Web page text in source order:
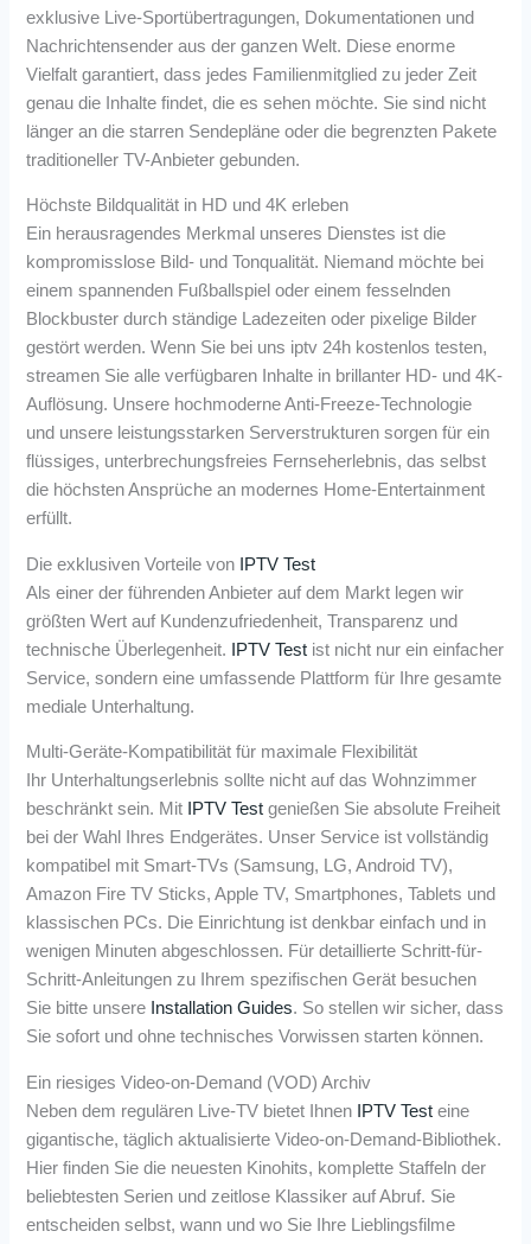
exklusive Live-Sportübertragungen, Dokumentationen und
Nachrichtensender aus der ganzen Welt. Diese enorme
Vielfalt garantiert, dass jedes Familienmitglied zu jeder Zeit
genau die Inhalte findet, die es sehen möchte. Sie sind nicht
länger an die starren Sendepläne oder die begrenzten Pakete
traditioneller TV-Anbieter gebunden.
Höchste Bildqualität in HD und 4K erleben
Ein herausragendes Merkmal unseres Dienstes ist die
kompromisslose Bild- und Tonqualität. Niemand möchte bei
einem spannenden Fußballspiel oder einem fesselnden
Blockbuster durch ständige Ladezeiten oder pixelige Bilder
gestört werden. Wenn Sie bei uns iptv 24h kostenlos testen,
streamen Sie alle verfügbaren Inhalte in brillanter HD- und 4K-
Auflösung. Unsere hochmoderne Anti-Freeze-Technologie
und unsere leistungsstarken Serverstrukturen sorgen für ein
flüssiges, unterbrechungsfreies Fernseherlebnis, das selbst
die höchsten Ansprüche an modernes Home-Entertainment
erfüllt.
Die exklusiven Vorteile von
IPTV Test
Als einer der führenden Anbieter auf dem Markt legen wir
größten Wert auf Kundenzufriedenheit, Transparenz und
technische Überlegenheit.
IPTV Test ist nicht nur ein einfacher
Service, sondern eine umfassende Plattform für Ihre gesamte
mediale Unterhaltung.
Multi-Geräte-Kompatibilität für maximale Flexibilität
Ihr Unterhaltungserlebnis sollte nicht auf das Wohnzimmer
beschränkt sein. Mit
IPTV Test genießen Sie absolute Freiheit
bei der Wahl Ihres Endgerätes. Unser Service ist vollständig
kompatibel mit Smart-TVs (Samsung, LG, Android TV),
Amazon Fire TV Sticks, Apple TV, Smartphones, Tablets und
klassischen PCs. Die Einrichtung ist denkbar einfach und in
wenigen Minuten abgeschlossen. Für detaillierte Schritt-für-
Schritt-Anleitungen zu Ihrem spezifischen Gerät besuchen
Sie bitte unsere Installation Guides. So stellen wir sicher, dass
Sie sofort und ohne technisches Vorwissen starten können.
Ein riesiges Video-on-Demand (VOD) Archiv
Neben dem regulären Live-TV bietet Ihnen
IPTV Test eine
gigantische, täglich aktualisierte Video-on-Demand-Bibliothek.
Hier finden Sie die neuesten Kinohits, komplette Staffeln der
beliebtesten Serien und zeitlose Klassiker auf Abruf. Sie
entscheiden selbst, wann und wo Sie Ihre Lieblingsfilme